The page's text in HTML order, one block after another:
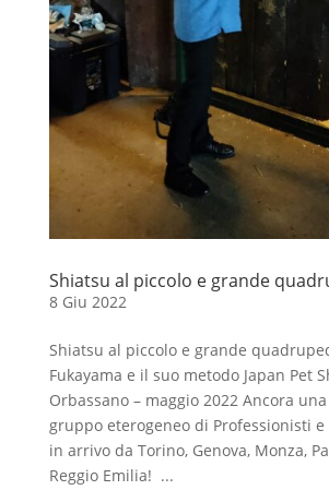
Shiatsu al piccolo e grande
8 Giu 2022
Shiatsu al piccolo e grande
Fukayama e il suo metodo Japan Pet
Orbassano – maggio 2022 Ancora
gruppo eterogeneo di Professionisti
in arrivo da Torino, Genova, Monza,
Reggio Emilia! ...